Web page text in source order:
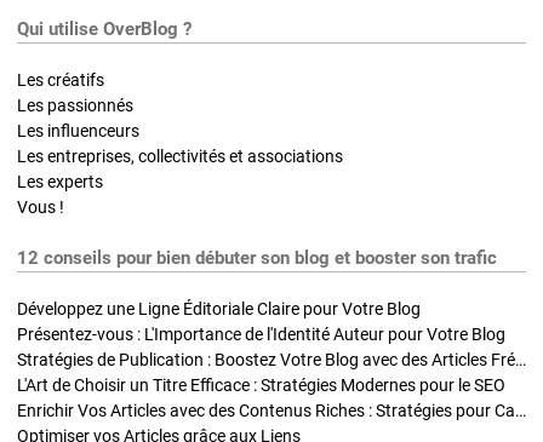
Qui utilise OverBlog ?
Les créatifs
Les passionnés
Les influenceurs
Les entreprises, collectivités et associations
Les experts
Vous !
12 conseils pour bien débuter son blog et booster son trafic
Développez une Ligne Éditoriale Claire pour Votre Blog
Présentez-vous : L'Importance de l'Identité Auteur pour Votre Blog
Stratégies de Publication : Boostez Votre Blog avec des Articles Fréquents et Exclusifs
L'Art de Choisir un Titre Efficace : Stratégies Modernes pour le SEO
Enrichir Vos Articles avec des Contenus Riches : Stratégies pour Captiver et Optimiser
Optimiser vos Articles grâce aux Liens